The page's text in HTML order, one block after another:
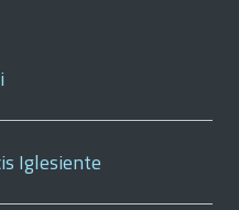
Iglesiente